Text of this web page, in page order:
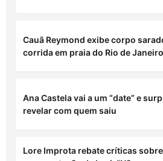
Cauã Reymond exibe corpo
corrida em praia do Rio de
Ana Castela vai a um “date” e
revelar com quem saiu
Lore Improta rebate críticas sobre